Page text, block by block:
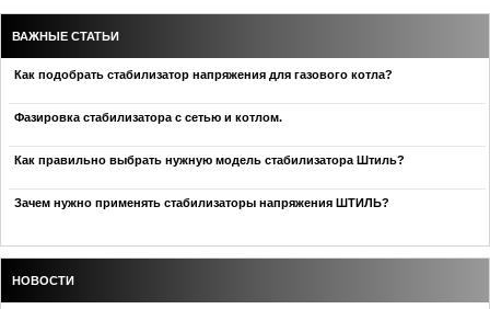
ВАЖНЫЕ СТАТЬИ
Как подобрать стабилизатор напряжения для газового котла?
Фазировка стабилизатора с сетью и котлом.
Как правильно выбрать нужную модель стабилизатора Штиль?
Зачем нужно применять стабилизаторы напряжения ШТИЛЬ?
НОВОСТИ